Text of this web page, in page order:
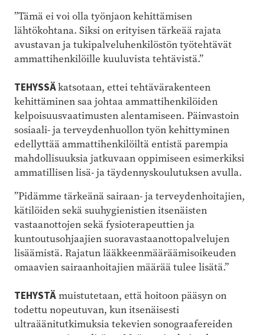
”Tämä ei voi olla työnjaon kehittämisen
lähtökohtana. Siksi on erityisen tärkeää rajata
avustavan ja tukipalveluhenkilöstön työtehtävät
ammattihenkilöille kuuluvista tehtävistä.”
TEHYSSÄkatsotaan, ettei tehtävärakenteen
kehittäminen saa johtaa ammattihenkilöiden
kelpoisuusvaatimusten alentamiseen. Päinvastoin
sosiaali- ja terveydenhuollon työn kehittyminen
edellyttää ammattihenkilöiltä entistä parempia
mahdollisuuksia jatkuvaan oppimiseen esimerkiksi
ammatillisen lisä- ja täydennyskoulutuksen avulla.
”Pidämme tärkeänä sairaan- ja terveydenhoitajien,
kätilöiden sekä suuhygienistien itsenäisten
vastaanottojen sekä fysioterapeuttien ja
kuntoutusohjaajien suoravastaanottopalvelujen
lisäämistä. Rajatun lääkkeenmääräämisoikeuden
omaavien sairaanhoitajien määrää tulee lisätä.”
TEHYSTÄmuistutetaan, että hoitoon pääsyn on
todettu nopeutuvan, kun itsenäisesti
ultraäänitutkimuksia tekevien sonograafereiden